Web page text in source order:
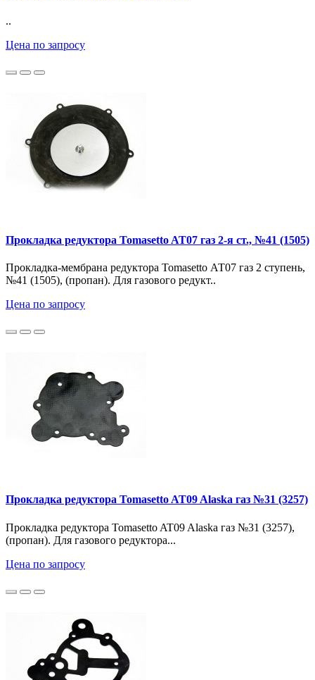
..
Цена по запросу
Прокладка редуктора Tomasetto AT07 газ 2-я ст., №41 (1505)
Прокладка-мембрана редуктора Tomasetto АТ07 газ 2 ступень,
№41 (1505), (пропан). Для газового редукт..
Цена по запросу
Прокладка редуктора Tomasetto AT09 Alaska газ №31 (3257)
Прокладка редуктора Tomasetto AT09 Alaska газ №31 (3257),
(пропан). Для газового редуктора...
Цена по запросу